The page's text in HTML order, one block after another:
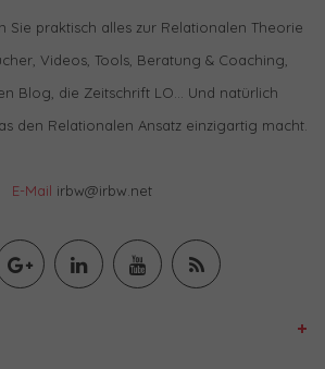
Sie praktisch alles zur Relationalen Theorie
Videos, Tools, Beratung & Coaching,
Blog, die Zeitschrift LO… Und natürlich
den Relationalen Ansatz einzigartig macht.
E-Mail irbw@irbw.net